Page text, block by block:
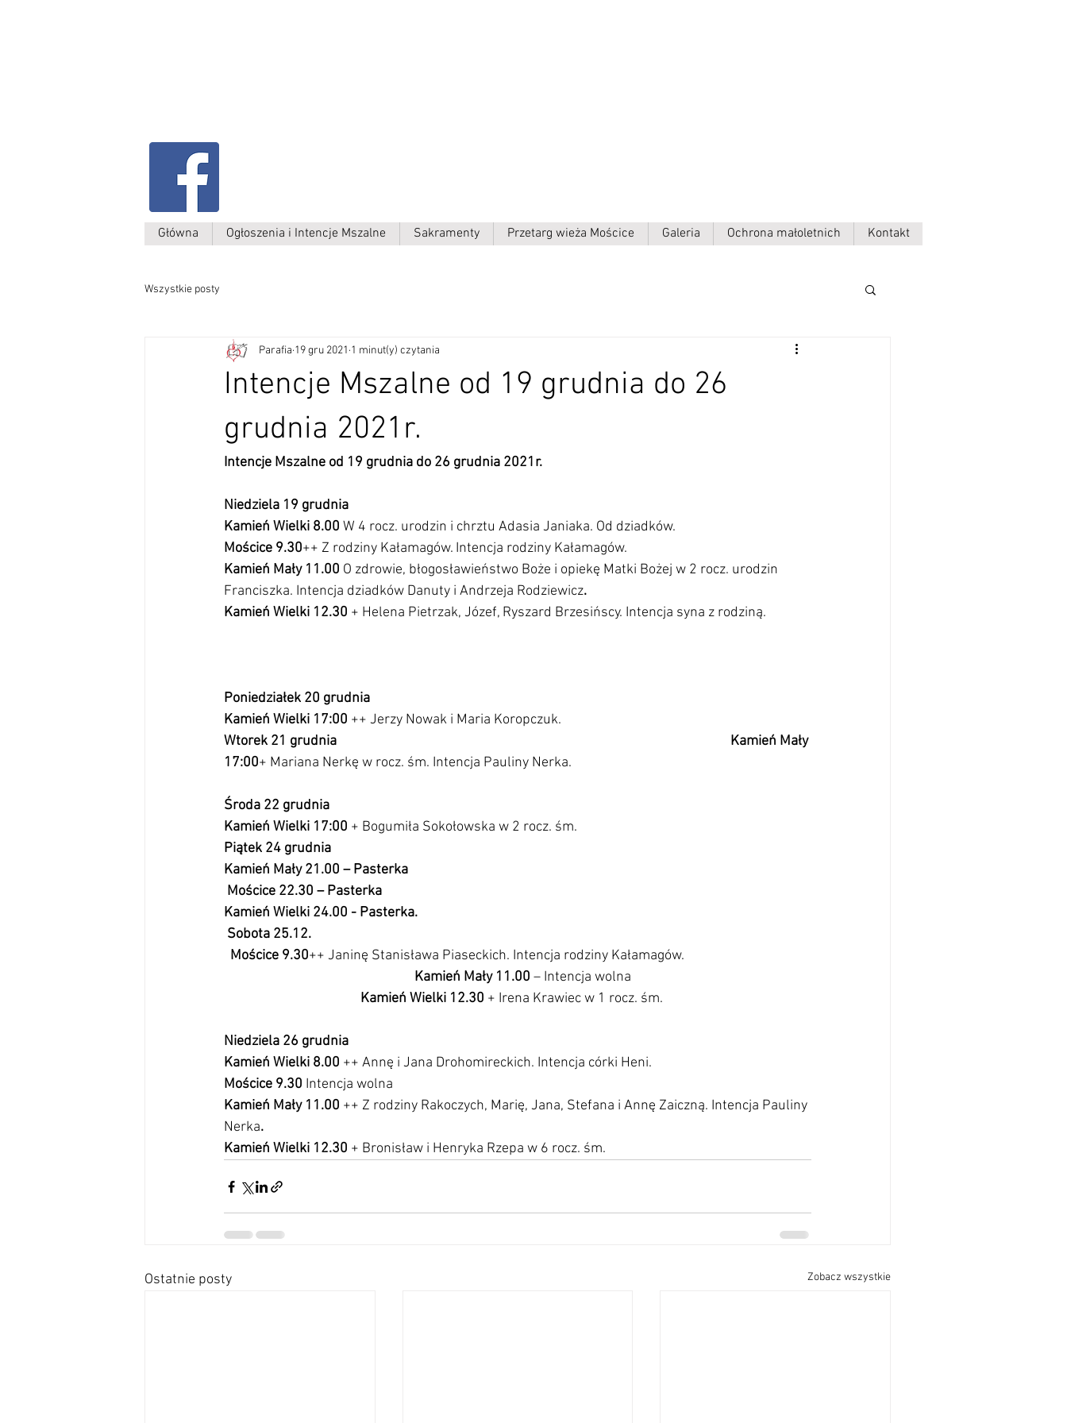
Główna Ogłoszenia i Intencje Mszalne Sakramenty Przetarg wieża Mościce Galeria Ochrona małoletnich Kontakt
Wszystkie posty
Intencje Mszalne od 19 grudnia do 26
grudnia 2021r.
Parafia 19 gru 2021 1 minut(y) czytania
Intencje Mszalne od 19 grudnia do 26 grudnia 2021r.
Niedziela 19 grudnia
Kamień Wielki 8.00 W 4 rocz. urodzin i chrztu Adasia Janiaka. Od dziadków.
Mościce 9.30++ Z rodziny Kałamagów. Intencja rodziny Kałamagów.
Kamień Mały 11.00 O zdrowie, błogosławieństwo Boże i opiekę Matki Bożej w 2 rocz. urodzin
Franciszka. Intencja dziadków Danuty i Andrzeja Rodziewicz.
Kamień Wielki 12.30 + Helena Pietrzak, Józef, Ryszard Brzesińscy. Intencja syna z rodziną.
Poniedziałek 20 grudnia
Kamień Wielki 17:00 ++ Jerzy Nowak i Maria Koropczuk.
Wtorek 21 grudnia
Kamień Mały
17:00+ Mariana Nerkę w rocz. śm. Intencja Pauliny Nerka.
Środa 22 grudnia
Kamień Wielki 17:00 + Bogumiła Sokołowska w 2 rocz. śm.
Piątek 24 grudnia
Kamień Mały 21.00 – Pasterka
Mościce 22.30 – Pasterka
Kamień Wielki 24.00 - Pasterka.
Sobota 25.12.
  Mościce 9.30
++ Janinę Stanisława Piaseckich. Intencja rodziny Kałamagów.
Kamień Mały 11.00 – Intencja wolna
Kamień Wielki 12.30 + Irena Krawiec w 1 rocz. śm.
Niedziela 26 grudnia
Kamień Wielki 8.00 ++ Annę i Jana Drohomireckich. Intencja córki Heni.
Mościce 9.30 Intencja wolna
Kamień Mały 11.00 ++ Z rodziny Rakoczych, Marię, Jana, Stefana i Annę Zaiczną. Intencja Pauliny
Nerka.
Kamień Wielki 12.30 + Bronisław i Henryka Rzepa w 6 rocz. śm.
Ostatnie posty Zobacz wszystkie